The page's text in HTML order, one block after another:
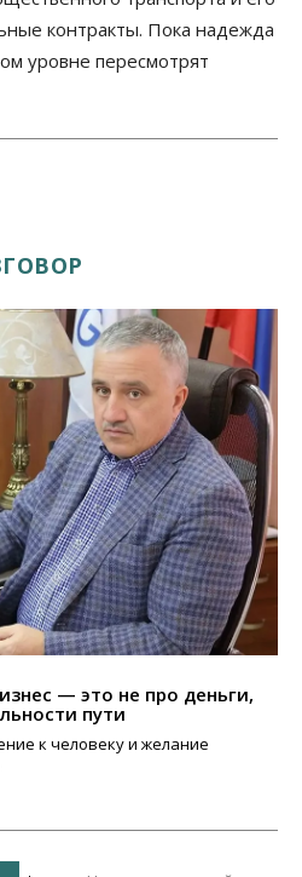
контракты. Пока надежда
уровне пересмотрят
— это не про деньги,
пути
к человеку и желание